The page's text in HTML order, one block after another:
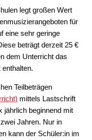
legt großen Wert
für
eine sehr geringe
beträgt derzeit 25 €
dem Unterricht das
Teilbeträgen
mittels Lastschrift
jährlich beginnend mit
Jahren. Nur in
kann der Schüler:in im